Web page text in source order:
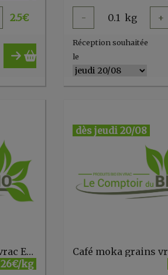
2.5€ - 0.1 kg +
Réception souhaitée
le
Café maison grains vrac ErVka
26€/kg
dès jeudi 20/08